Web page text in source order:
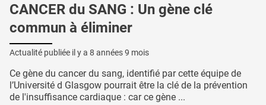
CANCER du SANG : Un gène clé
commun à éliminer
Actualité publiée il y a 8 années 9 mois
Ce gène du cancer du sang, identifié par cette équipe de
l’Université d Glasgow pourrait être la clé de la prévention
de l'insuffisance cardiaque : car ce gène ...